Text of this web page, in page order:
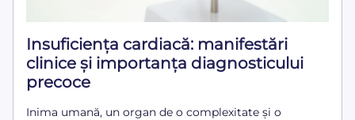
Insuficiența cardiacă: manifestări
clinice și importanța diagnosticului
precoce
Inima umană, un organ de o complexitate și o